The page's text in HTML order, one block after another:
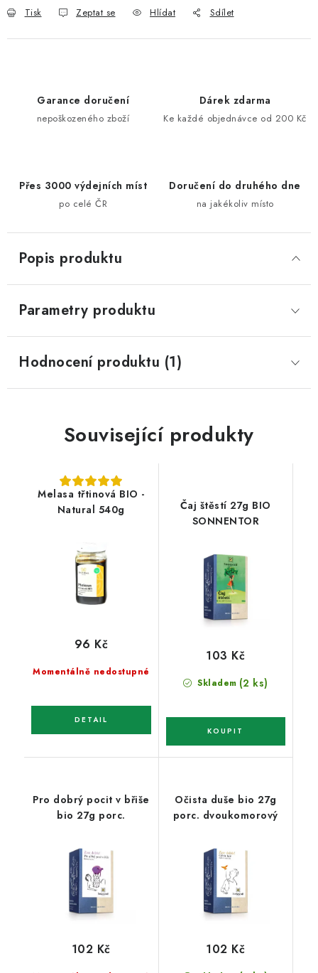
Tisk Zeptat se Hlídat Sdílet
Garance doručení
nepoškozeného zboží
Dárek zdarma
Ke každé objednávce od 200 Kč
Přes 3000 výdejních míst
po celé ČR
Doručení do druhého dne
na jakékoliv místo
Popis produktu
Parametry produktu
Hodnocení produktu (1)
Související produkty
Melasa třtinová BIO -
Natural 540g
Momentálně nedostupné
96 Kč
Čaj štěstí 27g BIO
SONNENTOR
Skladem (2 ks)
103 Kč
Pro dobrý pocit v břiše
bio 27g porc.
102 Kč
Očista duše bio 27g
porc. dvoukomorový
102 Kč